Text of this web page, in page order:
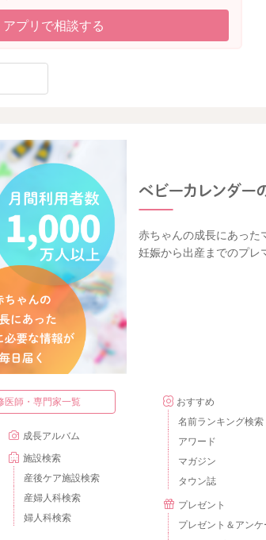
アプリで相談する
赤ちゃんの成長にあった
妊娠から出産までのプレ
医師・専門家一覧
成長アルバム
施設検索
産後ケア施設検索
産婦人科検索
婦人科検索
おすすめ
名前ランキング検索
アワード
マガジン
タウン誌
プレゼント
プレゼント＆アンケ